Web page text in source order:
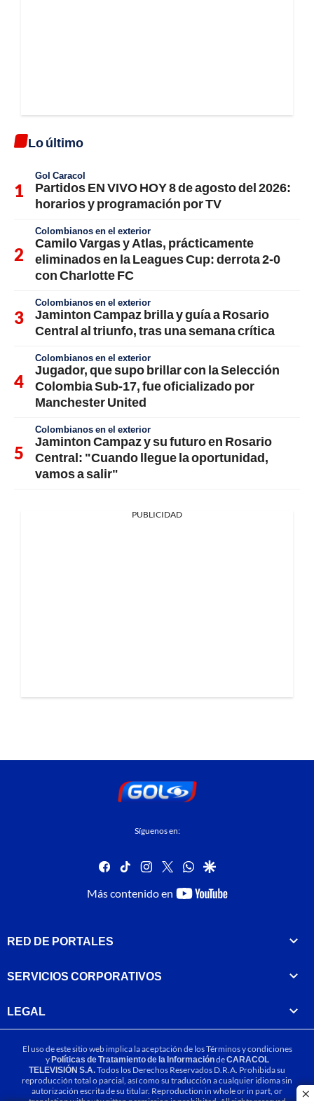
Lo último
Gol Caracol
Partidos EN VIVO HOY 8 de agosto del 2026:
horarios y programación por TV
Colombianos en el exterior
Camilo Vargas y Atlas, prácticamente
eliminados en la Leagues Cup: derrota 2-0
con Charlotte FC
Colombianos en el exterior
Jaminton Campaz brilla y guía a Rosario
Central al triunfo, tras una semana crítica
Colombianos en el exterior
Jugador, que supo brillar con la Selección
Colombia Sub-17, fue oficializado por
Manchester United
Colombianos en el exterior
Jaminton Campaz y su futuro en Rosario
Central: "Cuando llegue la oportunidad,
vamos a salir"
PUBLICIDAD
Síguenos en:
facebook
tiktok instagram
twitterwhatsapp
google
Más contenido en
youtube-
RED DE PORTALES
SERVICIOS CORPORATIVOS
LEGAL
El uso de este sitio web implica la aceptación de losTérminos y condiciones
yPolíticas de Tratamiento de la InformacióndeCARACOL
TELEVISIÓN S.A.Todos los Derechos Reservados D.R.A. Prohibida su
reproducción total o parcial, así como su traducción a cualquier idioma sin
autorización escrita de su titular. Reproduction in whole or in part, or
translation without written permission is prohibited. All rights reserved